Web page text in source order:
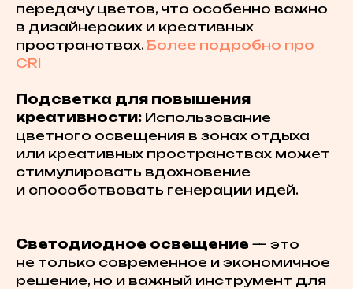
передачу цветов, что особенно важно
в дизайнерских и креативных
пространствах. Более подробно про
CRI
Подсветка для повышения
креативности: Использование
цветного освещения в зонах отдыха
или креативных пространствах может
стимулировать вдохновение
и способствовать генерации идей.
Светодиодное освещение — это
не только современное и экономичное
решение, но и важный инструмент для